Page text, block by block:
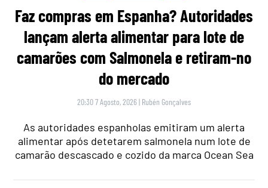
Faz compras em Espanha? Autoridades
lançam alerta alimentar para lote de
camarões com Salmonela e retiram-no
do mercado
20:30 7 Agosto, 2026 | Rubén Gonçalves
As autoridades espanholas emitiram um alerta
alimentar após detetarem salmonela num lote de
camarão descascado e cozido da marca Ocean Sea